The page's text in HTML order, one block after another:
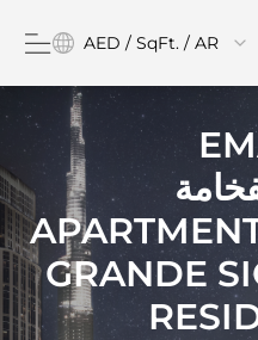
AED / SqFt. / AR
GRANDE